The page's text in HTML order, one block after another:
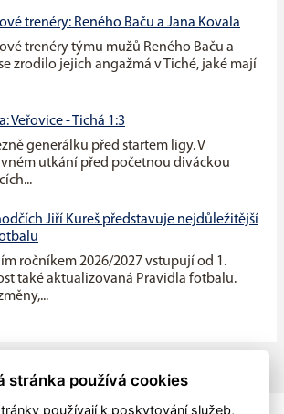
trenéry: Reného Baču a Jana Kovala
trenéry týmu mužů Reného Baču a
zrodilo jejich angažmá v Tiché, jaké mají
Veřovice - Tichá 1:3
generálku před startem ligy. V
utkání před početnou diváckou
Jiří Kureš představuje nejdůležitější
ročníkem 2026/2027 vstupují od 1.
také aktualizovaná Pravidla fotbalu.
stránka používá cookies
používají k poskytování služeb,